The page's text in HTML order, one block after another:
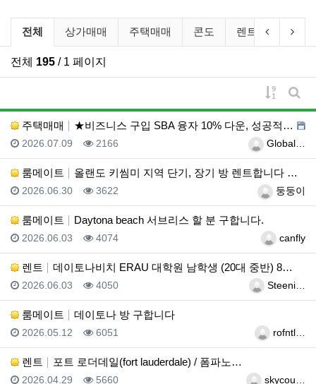
부동산/렌트 분류 목록
전체 상가매매 주택매매 콘도 렌트 룸메이
이전 분류
다
전체 195 / 1 페이지
게시물
게
주택매매
★비즈니스 구입 SBA 융자 10% 다운, 성공적인 비…
등록자Global…
등록일
2026.07.09 조회
2166
룸메이트 올랜도 키씸미 지역 단기, 장기 방 렌트합니다 연락주세…
등록자둥둥이
등록일
2026.06.30 조회
3622
룸메이트 Daytona beach 서브리스 할 분 구합니다.
등록자canfly
등록일
2026.06.03 조회
4074
렌트 데이토나비치 ERAU 대학원 남학생 (20대 중반) 8…
등록자Steeni…
등록일
2026.06.03 조회
4050
룸메이트 데이토나 방 구합니다
등록자rofntl…
등록일
2026.05.12 조회
6051
렌트 포트 로더데일(fort lauderdale) / 폼파노…
등록자skycou…
등록일
2026.04.29 조회
5660